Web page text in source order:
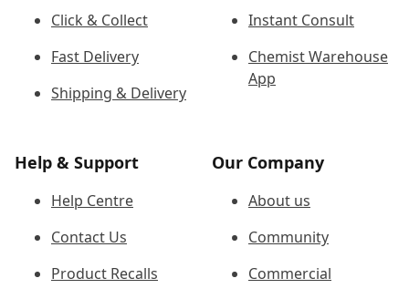
Click & Collect
Fast Delivery
Shipping & Delivery
Instant Consult
Chemist Warehouse
App
Help & Support
Help Centre
Contact Us
Product Recalls
Our Company
About us
Community
Commercial